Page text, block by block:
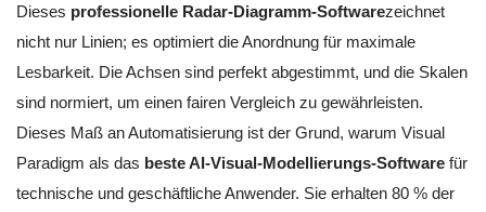
Dieses professionelle Radar-Diagramm-Softwarezeichnet
nicht nur Linien; es optimiert die Anordnung für maximale
Lesbarkeit. Die Achsen sind perfekt abgestimmt, und die Skalen
sind normiert, um einen fairen Vergleich zu gewährleisten.
Dieses Maß an Automatisierung ist der Grund, warum Visual
Paradigm als das beste AI-Visual-Modellierungs-Software für
technische und geschäftliche Anwender. Sie erhalten 80 % der